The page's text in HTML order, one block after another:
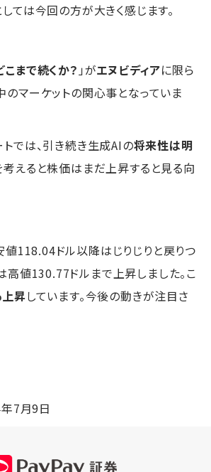
ては今回の方が大きく感じます。
こまで続くか？ 」がエヌビディアに限ら
のマーケットの関心事となっていま
では、引き続き生成AIの将来性は明
考えると株価はまだ上昇すると見る向
値118.04ドル以降はじりじりと戻りつ
高値130.77ドルまで上昇しました。こ
昇しています。今後の動きが注目さ
7月9日